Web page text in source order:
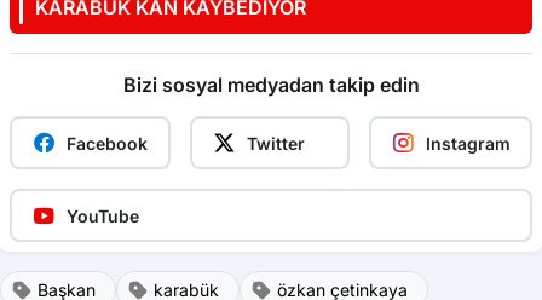
KARABÜK KAN KAYBEDİYOR
Bizi sosyal medyadan takip edin
Facebook Twitter Instagram
YouTube
Başkan karabük özkan çetinkaya